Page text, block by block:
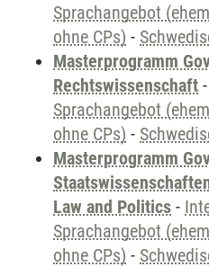
Sprachangebot
ohne CPs) -
Masterprogramm
Rechtswissenschaft -
Sprachangebot
ohne CPs) -
Masterprogramm
Law and Politics -
Sprachangebot
ohne CPs) -